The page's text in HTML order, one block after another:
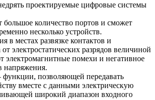
проектируемые цифровые системы
большое количество портов и сможет
несколько устройств.
в местах развязке контактов и
электростатических разрядов величиной
электромагнитные помехи и негативное
напряжения.
позволяющей передавать
вместе с данными электрическую
широкий диапазон входного